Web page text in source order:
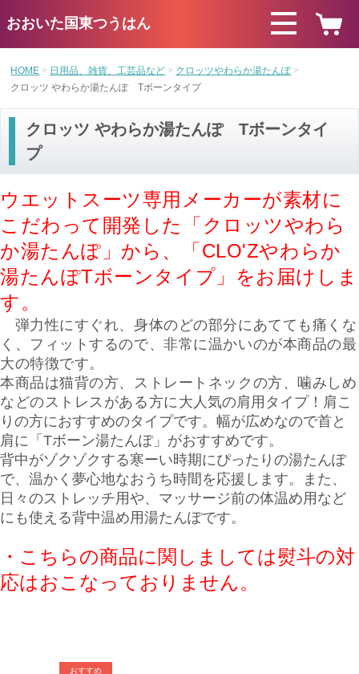
おおいた国東つうはん
HOME 日用品、雑貨、工芸品など
クロッツやわらか湯たんぽ
クロッツ やわらか湯たんぽ Tボーンタイプ
クロッツ やわらか湯たんぽ Tボーンタイ
プ
ウエットスーツ専用メーカーが素材に
こだわって開発した「クロッツやわら
か湯たんぽ」から 、「CLO'Zやわらか
湯たんぽTボーンタイプ」をお届けしま
す。
弾力性にすぐれ、身体のどの部分にあてても痛くな
く、フィットするので、非常に温かいのが本商品の最
大の特徴です。
本商品は猫背の方、ストレートネックの方、噛みしめ
などのストレスがある方に大人気の肩用タイプ！肩こ
りの方におすすめのタイプです。 幅が広めなので首と
肩に「Tボーン湯たんぽ」がおすすめです。
背中がゾクゾクする寒ーい時期にぴったりの湯たんぽ
で、温かく夢心地なおうち時間を応援します。また、
日々のストレッチ用や、マッサージ前の体温め用など
にも使える背中温め用湯たんぽです。
・こちらの商品に関しましては熨斗の対
応はおこなっておりません。